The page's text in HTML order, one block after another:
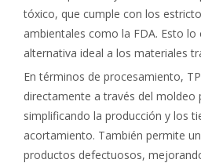
tóxico, que cumple con los
ambientales como la FDA. Esto lo
alternativa ideal a los materiales
En términos de procesamiento,
directamente a través del moldeo
simplificando la producción y los
acortamiento. También permite
productos defectuosos,